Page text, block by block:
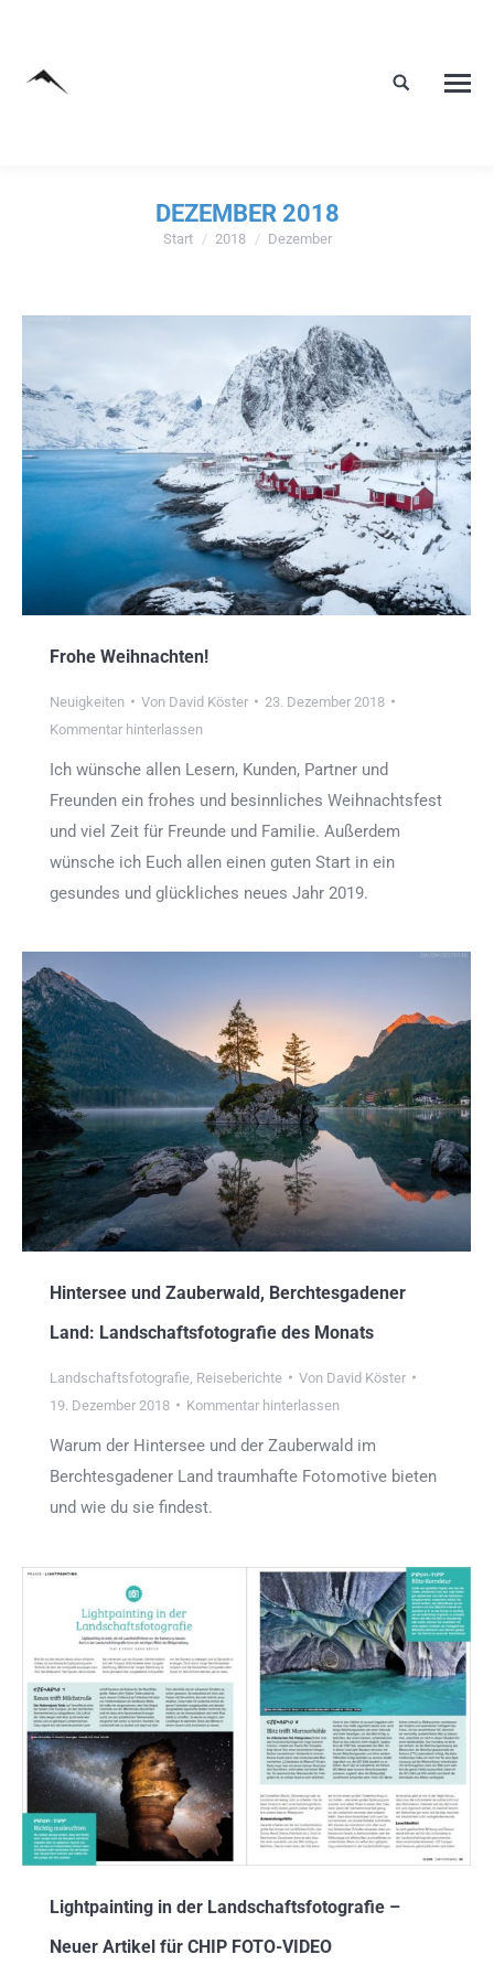
DEZEMBER 2018
Sie befinden sich hier:
Start 2018 Dezember
Frohe Weihnachten!
Neuigkeiten Von David Köster
23. Dezember 2018
Kommentar hinterlassen
Ich wünsche allen Lesern, Kunden, Partner und
Freunden ein frohes und besinnliches Weihnachtsfest
und viel Zeit für Freunde und Familie. Außerdem
wünsche ich Euch allen einen guten Start in ein
gesundes und glückliches neues Jahr 2019.
Hintersee und Zauberwald, Berchtesgadener
Land: Landschaftsfotografie des Monats
Landschaftsfotografie Reiseberichte Von David Köster
19. Dezember 2018
Kommentar hinterlassen
Warum der Hintersee und der Zauberwald im
Berchtesgadener Land traumhafte Fotomotive bieten
und wie du sie findest.
Lightpainting in der Landschaftsfotografie –
Neuer Artikel für CHIP FOTO-VIDEO